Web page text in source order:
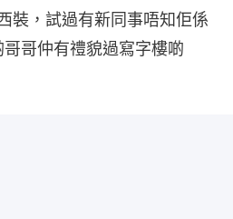
裝，試過有新同事唔知佢係
哥仲有禮貌過寫字樓啲